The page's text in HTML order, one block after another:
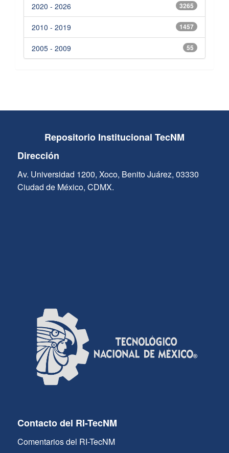
3265
2020 - 2026
1457
2010 - 2019
55
2005 - 2009
Repositorio Institucional TecNM
Dirección
Av. Universidad 1200, Xoco, Benito Juárez, 03330
Ciudad de México, CDMX.
Contacto del RI-TecNM
Comentarios del RI-TecNM